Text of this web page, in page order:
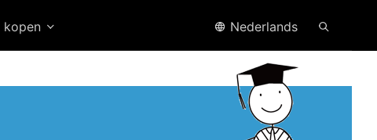
kopen Nederlands